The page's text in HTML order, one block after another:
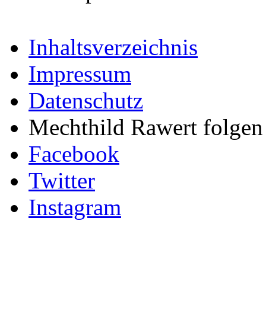
Inhaltsverzeichnis
Impressum
Datenschutz
Mechthild Rawert
Facebook
Twitter
Instagram